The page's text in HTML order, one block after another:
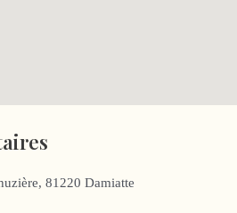
81220 Damiatte